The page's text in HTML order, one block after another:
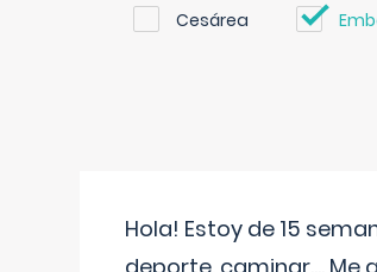
Cesárea
Hola! Estoy de 15